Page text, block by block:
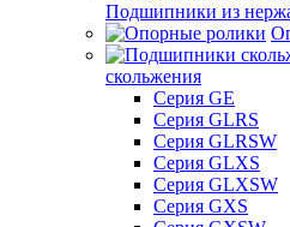
Подшипники из
скольжения
Серия GE
Серия GLRS
Серия GLRSW
Серия GLXS
Серия GLXSW
Серия GXS